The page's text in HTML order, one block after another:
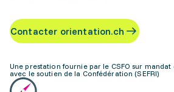
Contacter orientation.ch
Une prestation fournie par le CSFO sur mandat
avec le soutien de la Confédération (SEFRI)